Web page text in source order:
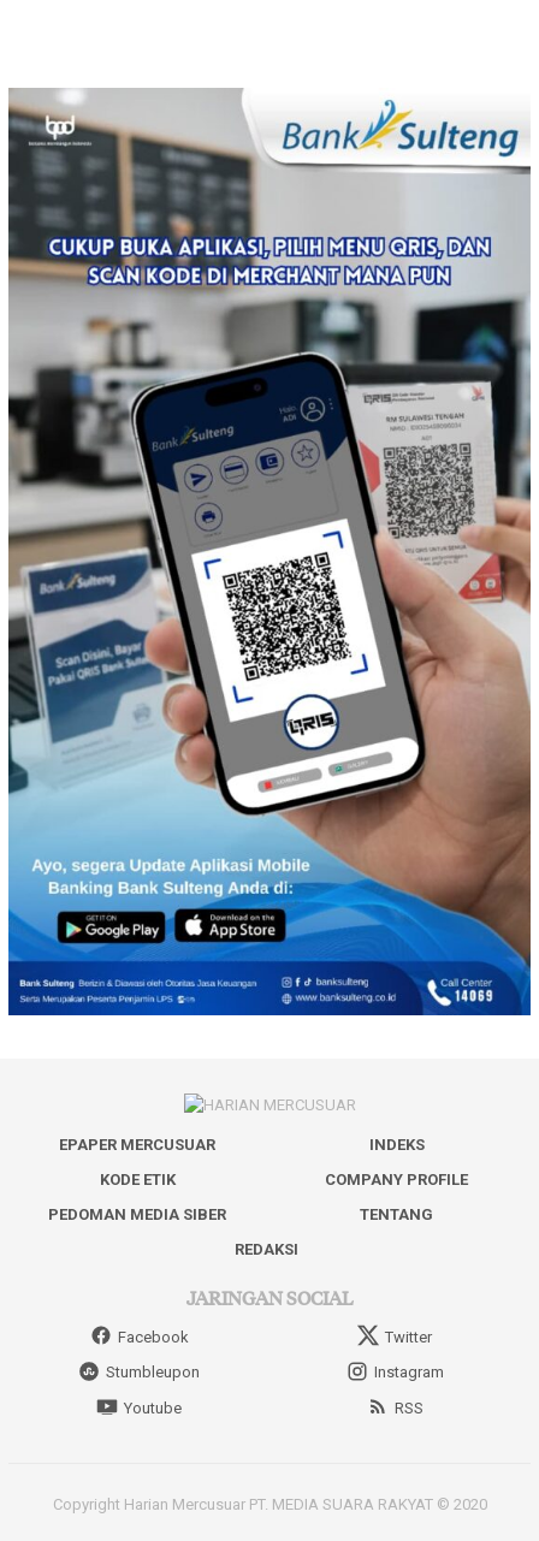
EPAPER MERCUSUAR
INDEKS
KODE ETIK
COMPANY PROFILE
PEDOMAN MEDIA SIBER
TENTANG
REDAKSI
JARINGAN SOCIAL
Facebook
Twitter
Stumbleupon
Instagram
Youtube
RSS
Copyright Harian Mercusuar PT. MEDIA SUARA RAKYAT © 2020